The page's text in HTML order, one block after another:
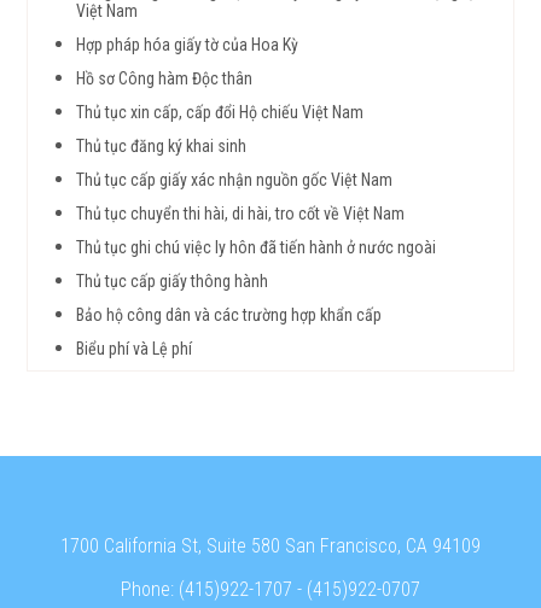
Việt Nam
Hợp pháp hóa giấy tờ của Hoa Kỳ
Hồ sơ Công hàm Độc thân
Thủ tục xin cấp, cấp đổi Hộ chiếu Việt Nam
Thủ tục đăng ký khai sinh
Thủ tục cấp giấy xác nhận nguồn gốc Việt Nam
Thủ tục chuyển thi hài, di hài, tro cốt về Việt Nam
Thủ tục ghi chú việc ly hôn đã tiến hành ở nước ngoài
Thủ tục cấp giấy thông hành
Bảo hộ công dân và các trường hợp khẩn cấp
Biểu phí và Lệ phí
1700 California St, Suite 580 San Francisco, CA 94109
Phone: (415)922-1707 - (415)922-0707